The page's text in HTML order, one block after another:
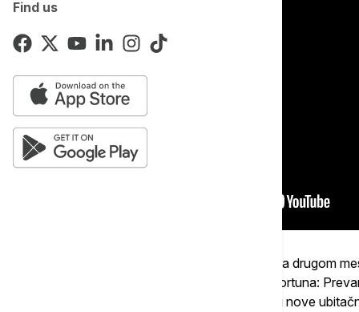
Find us
Prema podacima Filmskog centra Srbije, na drugom
Čeninga Tatuma i Obri Plaze "Operacija Fortuna:
Orson mora da pronađe i zaustavi prodaju nove